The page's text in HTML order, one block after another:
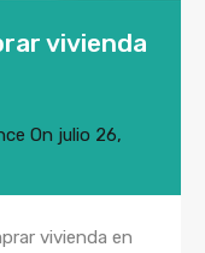
vivienda
On julio 26,
vivienda en